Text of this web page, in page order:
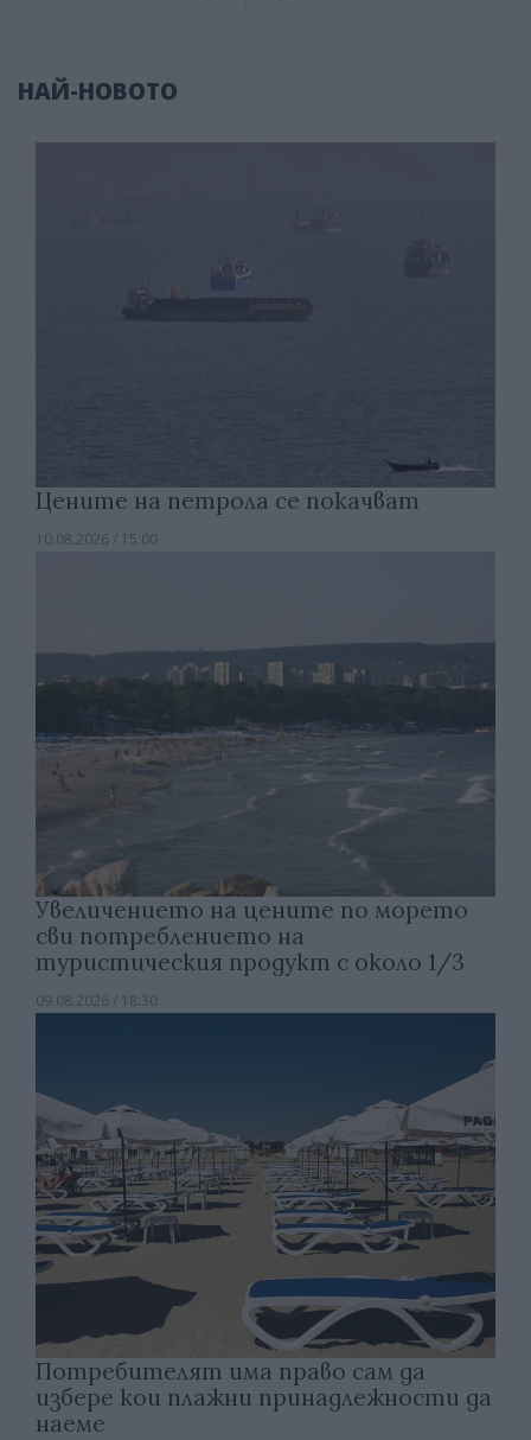
НАЙ-НОВОТО
Цените на петрола се покачват
10.08.2026 / 15:00
Увеличението на цените по морето
сви потреблението на
туристическия продукт с около 1/3
09.08.2026 / 18:30
Потребителят има право сам да
избере кои плажни принадлежности да
наеме